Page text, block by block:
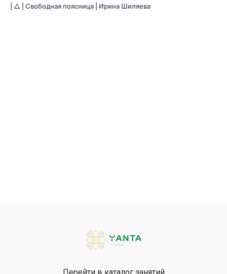
| △ | Свободная поясница | Ирина Шиляева